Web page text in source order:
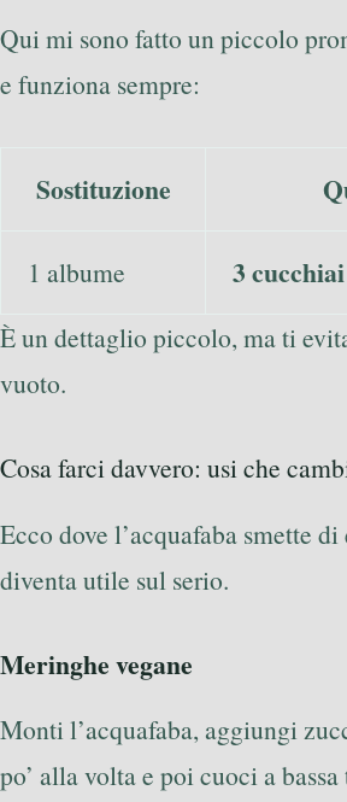
Qui mi sono fatto un piccolo
e funziona sempre:
Sostituzione
1 albume 3 cucchiai
È un dettaglio piccolo, ma ti
vuoto.
Cosa farci davvero: usi che
Ecco dove l’acquafaba smette di
diventa utile sul serio.
Meringhe vegane
Monti l’acquafaba, aggiungi
po’ alla volta e poi cuoci a